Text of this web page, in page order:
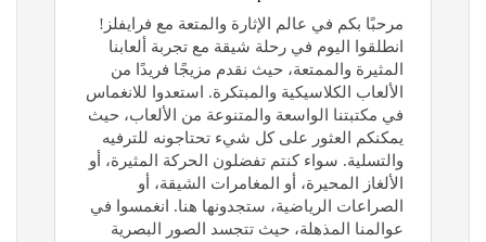
مرحبًا بكم في عالم الإثارة والمتعة مع فرايفلز!
انطلقوا اليوم في رحلة شيقة مع تجربة ألعابنا
المثيرة والممتعة، حيث نقدم مزيجًا فريدًا من
الألعاب الكلاسيكية والمبتكرة. استعدوا للانغماس
في مكتبتنا الواسعة والمتنوعة من الألعاب، حيث
يمكنكم العثور على كل شيء تحتاجونه للترفيه
والتسلية. سواء كنتم تفضلون الحركة المثيرة، أو
الألغاز المحيرة، أو المغامرات الشيقة، أو
الصراعات الرياضية، ستجدونها هنا. انغمسوا في
عوالمنا المذهلة، حيث تتجسد الصور البصرية